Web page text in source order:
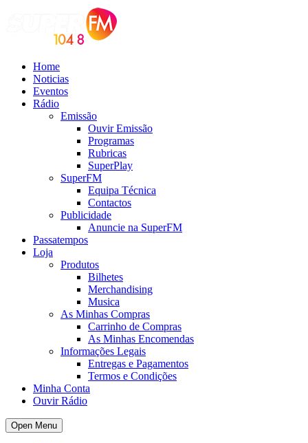
Home
Noticias
Eventos
Rádio
Emissão
Ouvir Emissão
Programas
Rubricas
SuperPlay
SuperFM
Equipa Técnica
Contactos
Publicidade
Anuncie na SuperFM
Passatempos
Loja
Produtos
Bilhetes
Merchandising
Musica
As Minhas Compras
Carrinho de Compras
As Minhas Encomendas
Informações Legais
Entregas e Pagamentos
Termos e Condições
Minha Conta
Ouvir Rádio
Open Menu